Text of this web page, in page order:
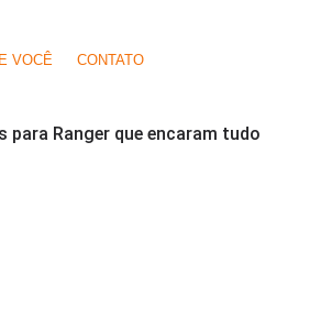
VOCÊ CONTATO
Ranger que encaram tudo